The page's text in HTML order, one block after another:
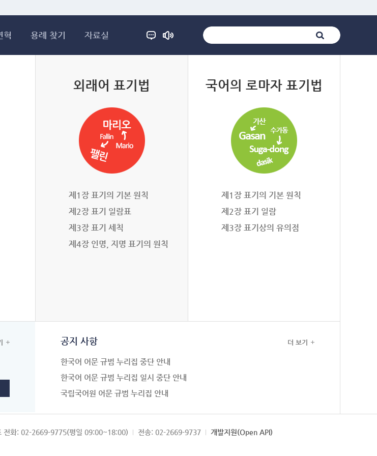
혁 용례 찾기 자료실
외래어 표기법
제1장 표기의 기본 원칙
제2장 표기 일람표
제3장 표기 세칙
제4장 인명, 지명 표기의 원칙
국어의 로마자 표기법
제1장 표기의 기본 원칙
제2장 표기 일람
제3장 표기상의 유의점
공지 사항
한국어 어문 규범 누리집 중단 안내
한국어 어문 규범 누리집 일시 중단 안내
국립국어원 어문 규범 누리집 안내
더 보기
전화: 02-2669-9775(평일 09:00~18:00) 전송: 02-2669-9737 개발지원(Open API)